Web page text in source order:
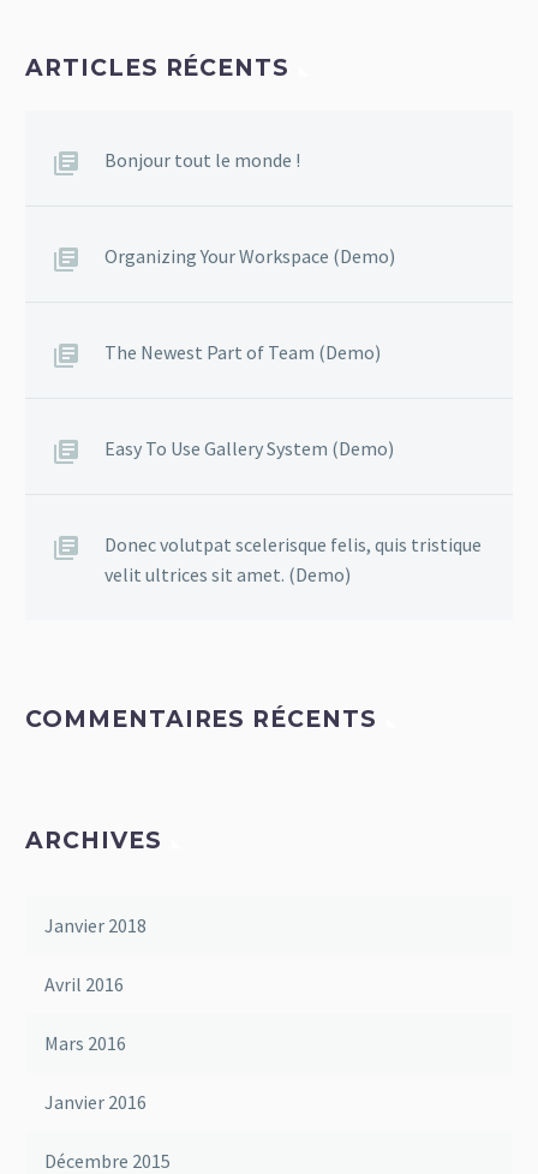
ARTICLES RÉCENTS
Bonjour tout le monde !
Organizing Your Workspace (Demo)
The Newest Part of Team (Demo)
Easy To Use Gallery System (Demo)
Donec volutpat scelerisque felis, quis tristique
velit ultrices sit amet. (Demo)
COMMENTAIRES RÉCENTS
ARCHIVES
Janvier 2018
Avril 2016
Mars 2016
Janvier 2016
Décembre 2015